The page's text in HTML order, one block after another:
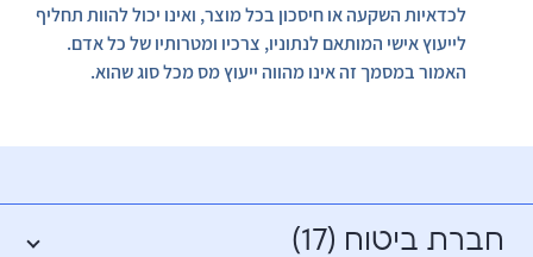
לכדאיות השקעה או חיסכון בכל מוצר, ואינו יכול להוות תחליף
לייעוץ אישי המותאם לנתוניו, צרכיו ומטרותיו של כל אדם.
האמור במסמך זה אינו מהווה ייעוץ מס מכל סוג שהוא.
חברת ביטוח (17)